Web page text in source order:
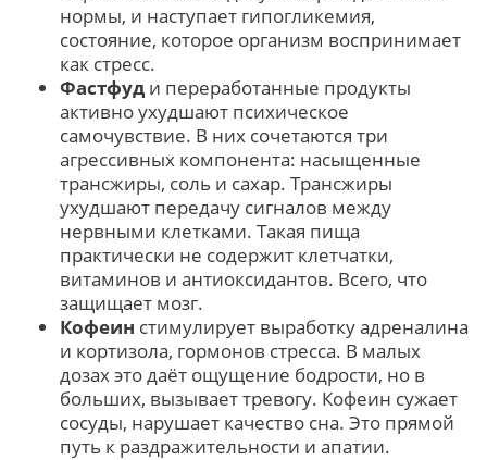
нормы, и наступает гипогликемия,
состояние, которое организм воспринимает
как стресс.
Фастфуд и переработанные продукты
активно ухудшают психическое
самочувствие. В них сочетаются три
агрессивных компонента: насыщенные
трансжиры, соль и сахар. Трансжиры
ухудшают передачу сигналов между
нервными клетками. Такая пища
практически не содержит клетчатки,
витаминов и антиоксидантов. Всего, что
защищает мозг.
Кофеин стимулирует выработку адреналина
и кортизола, гормонов стресса. В малых
дозах это даёт ощущение бодрости, но в
больших, вызывает тревогу. Кофеин сужает
сосуды, нарушает качество сна. Это прямой
путь к раздражительности и апатии.